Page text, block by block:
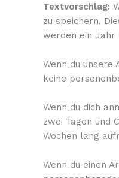
Textvorschlag:
zu speichern.
werden ein Jahr
Wenn du
keine
Wenn du dich
zwei Tagen und
Wochen lang
Wenn du einen